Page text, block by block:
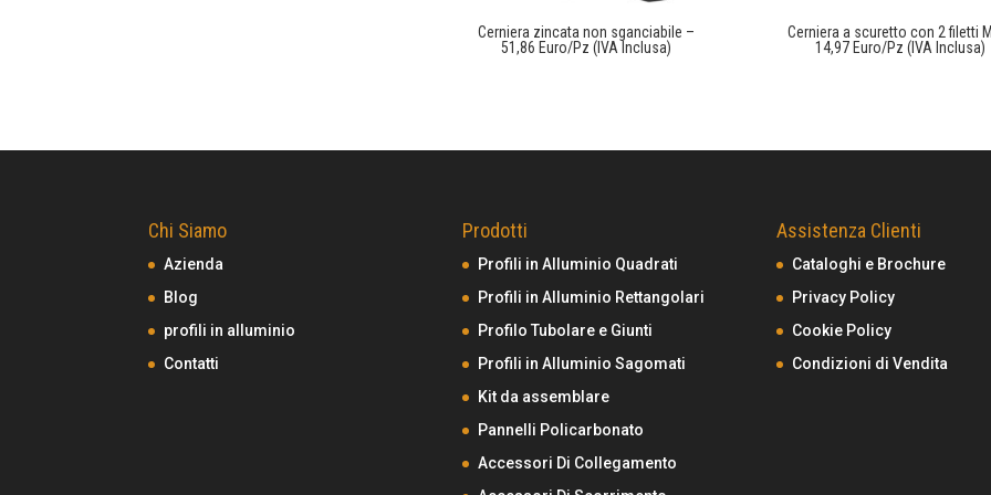
Cerniera zincata non sganciabile –
51,86 Euro/Pz (IVA Inclusa)
Cerniera a scuretto con 2 filetti
14,97 Euro/Pz (IVA Inclusa)
Chi Siamo
Azienda
Blog
profili in alluminio
Contatti
Prodotti
Profili in Alluminio Quadrati
Profili in Alluminio Rettangolari
Profilo Tubolare e Giunti
Profili in Alluminio Sagomati
Kit da assemblare
Pannelli Policarbonato
Accessori Di Collegamento
Assistenza Clienti
Cataloghi e Brochure
Privacy Policy
Cookie Policy
Condizioni di Vendita